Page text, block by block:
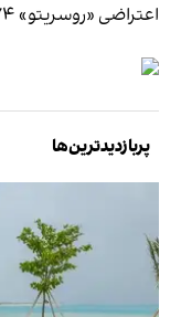
اعتراضی «روسریتو» ۷۴ ضربه
پربازدیدترین‌ها